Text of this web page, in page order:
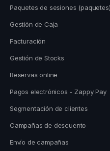
Paquetes de sesiones (paquetes)
Gestión de Caja
Facturación
Gestión de Stocks
Reservas online
Pagos electrónicos - Zappy Pay
Segmentación de clientes
Campañas de descuento
Envío de campañas